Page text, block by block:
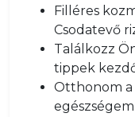
Filléres
Csodatevő
Találkozz
tippek
Otthonom a
egészségem